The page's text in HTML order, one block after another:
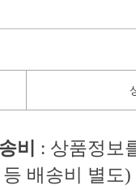
비
: 상품정보
등 배송비 별도)